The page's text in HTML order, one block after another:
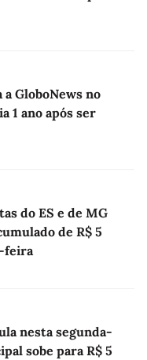
GloboNews no
1 ano após ser
do ES e de MG
de R$ 5
feira
nesta segunda-
sobe para R$ 5